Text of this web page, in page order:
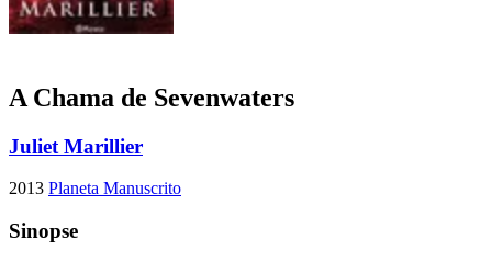
A Chama de Sevenwaters
Juliet Marillier
2013 Planeta Manuscrito
Sinopse